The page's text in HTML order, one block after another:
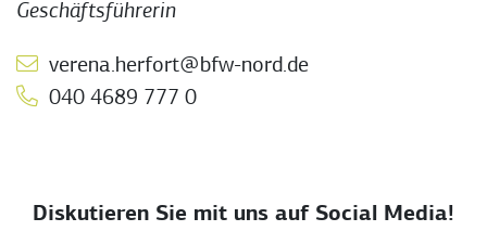
Geschäftsführerin
verena.herfort@bfw-nord.de
040 4689 777 0
Diskutieren Sie mit uns auf Social Media!